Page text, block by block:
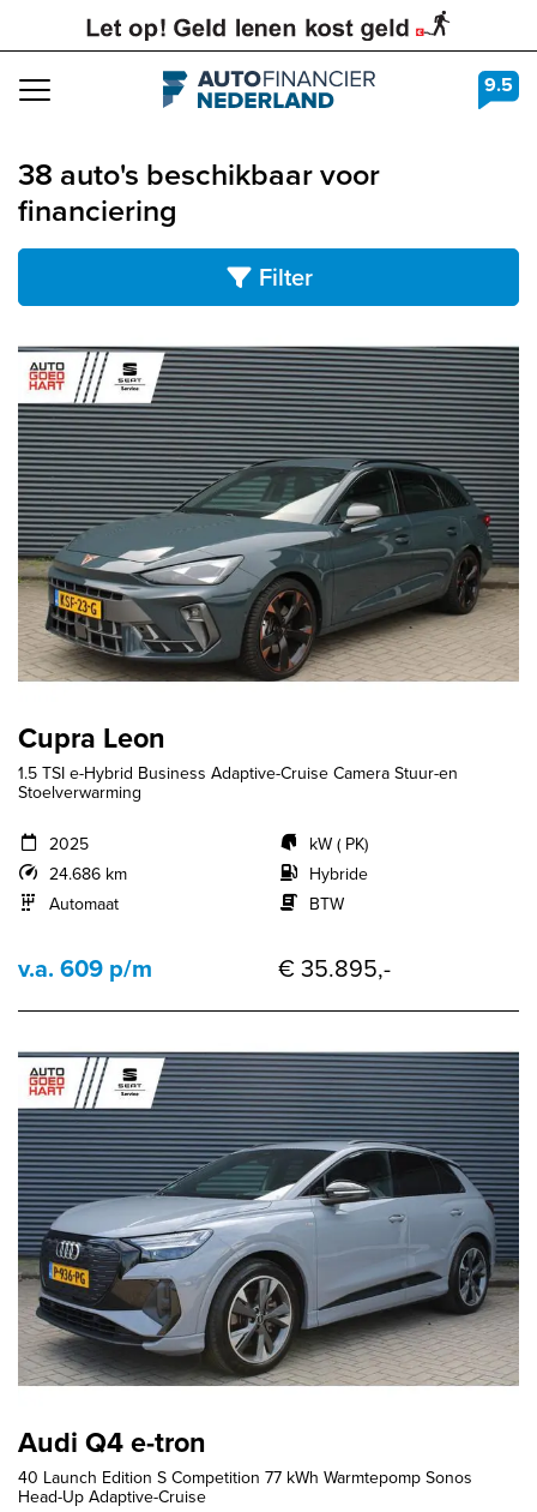
Navigation 9.5
38 auto's beschikbaar voor
financiering
Filter
Cupra Leon
1.5 TSI e-Hybrid Business Adaptive-Cruise Camera Stuur-en
Stoelverwarming
2025
24.686 km
Automaat
kW ( PK)
Hybride
BTW
v.a. 609 p/m € 35.895,-
Audi Q4 e-tron
40 Launch Edition S Competition 77 kWh Warmtepomp Sonos
Head-Up Adaptive-Cruise